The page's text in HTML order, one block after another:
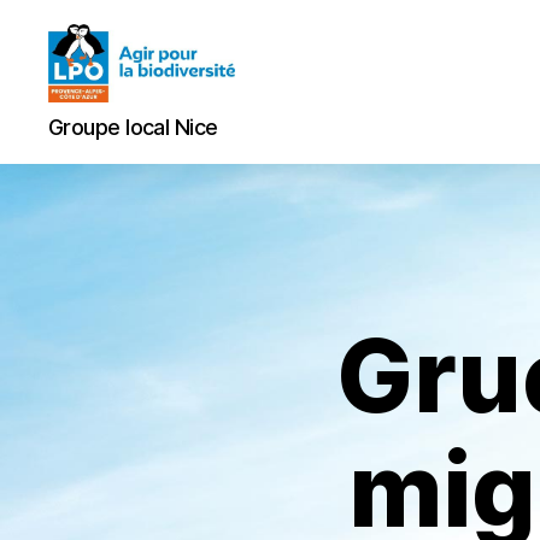
Groupe
local
Nice
Groupe local Nice